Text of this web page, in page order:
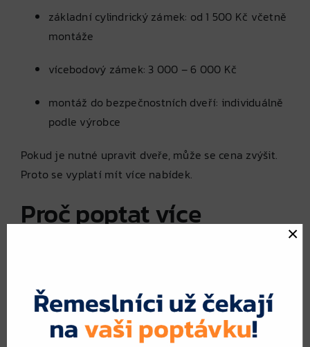
základní cylindrický zámek: od 1 500 Kč včetně
montáže
vícebodový zámek: 3 000 – 6 000 Kč
montáž do bezpečnostních dveří: individuálně
podle výrobce
Pokud je nutné upravit dveře, může se cena zvýšit.
Proto se vyplatí mít více nabídek.
Proč poptat více
Ceny a termíny montáže se mohou lišit. Některý
zámečník nabízí i pohotovostní službu, jiný
prodlouženou záruku nebo dodávku certifikovaného
×